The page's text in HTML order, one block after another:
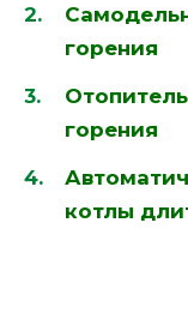
горения
горения
котлы